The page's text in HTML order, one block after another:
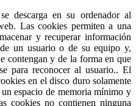
descarga en su ordenador al
Las cookies permiten a una
y recuperar información
un usuario o de su equipo y,
contengan y de la forma en que
para reconocer al usuario.. El
en el disco duro solamente
espacio de memoria mínimo y
cookies no contienen ninguna